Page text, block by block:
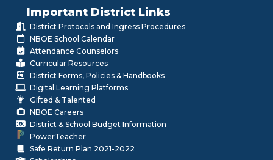
Important District Links
District Protocols and Ingress Procedures
NBOE School Calendar
Attendance Counselors
Curricular Resources
District Forms, Policies & Handbooks
Digital Learning Platforms
Gifted & Talented
NBOE Careers
District & School Budget Information
PowerTeacher
Safe Return Plan 2021-2022